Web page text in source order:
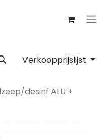
Verkoopprijslijst
desinf ALU +